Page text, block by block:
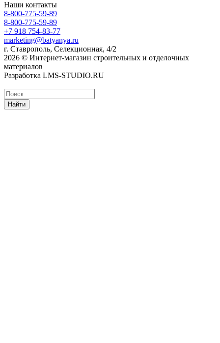
Наши контакты
8-800-775-59-89
8-800-775-59-89
+7 918 754-83-77
marketing@batyanya.ru
г. Ставрополь, Селекционная, 4/2
2026 © Интернет-магазин строительных и отделочных
материалов
Разработка LMS-STUDIO.RU
Найти